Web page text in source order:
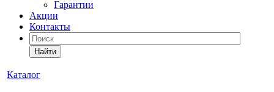
Гарантии
Акции
Контакты
Найти
Каталог